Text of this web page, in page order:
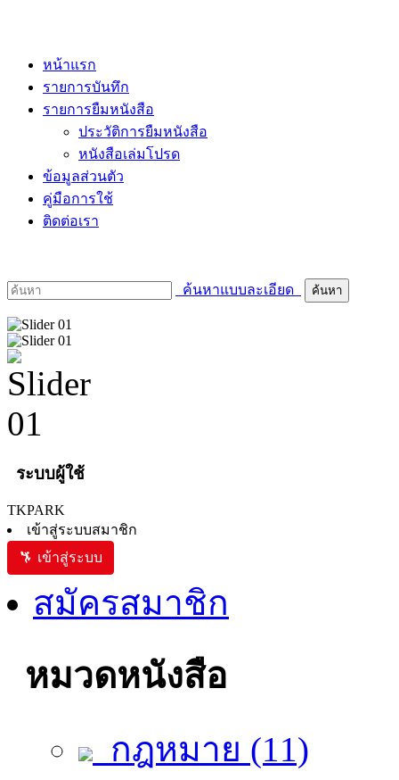
หน้าแรก
รายการบันทึก
รายการยืมหนังสือ
ประวัติการยืมหนังสือ
หนังสือเล่มโปรด
ข้อมูลส่วนตัว
คู่มือการใช้
ติดต่อเรา
ค้นหาแบบละเอียด
ระบบผู้ใช้
TKPARK
เข้าสู่ระบบสมาชิก
เข้าสู่ระบบ
สมัครสมาชิก
หมวดหนังสือ
กฎหมาย (11)